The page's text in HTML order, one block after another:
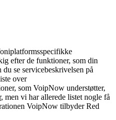
efter de funktioner, som din
se servicebeskrivelsen på
over
som VoipNow understøtter,
, men vi har allerede listet nogle få
VoipNow tilbyder Red